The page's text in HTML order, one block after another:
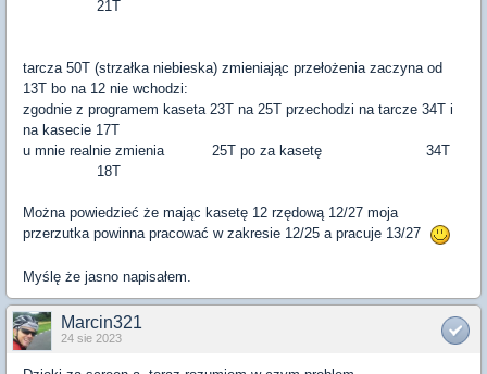
21T
tarcza 50T (strzałka niebieska) zmieniając przełożenia zaczyna od
13T bo na 12 nie wchodzi:
zgodnie z programem kaseta 23T na 25T przechodzi na tarcze 34T i
na kasecie 17T
u mnie realnie zmienia 25T po za kasetę 34T
18T
Można powiedzieć że mając kasetę 12 rzędową 12/27 moja
przerzutka powinna pracować w zakresie 12/25 a pracuje 13/27
Myślę że jasno napisałem.
Marcin321
24 sie 2023